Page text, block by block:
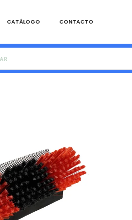
CATÁLOGO CONTACTO